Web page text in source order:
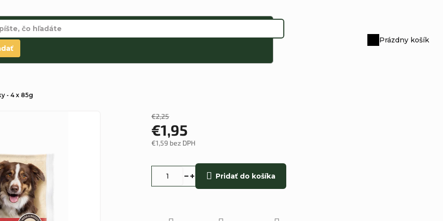
Nákupný
Prázdny košík
- 4 x 85g
€2,25
€1,95
€1,59 bez DPH
Pridať do košíka